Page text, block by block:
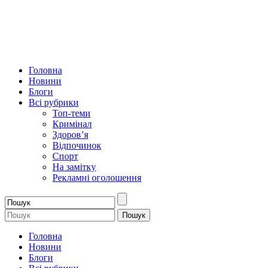
Головна
Новини
Блоги
Всі рубрики
Топ-теми
Кримінал
Здоров’я
Відпочинок
Спорт
На замітку
Рекламні оголошення
Головна
Новини
Блоги